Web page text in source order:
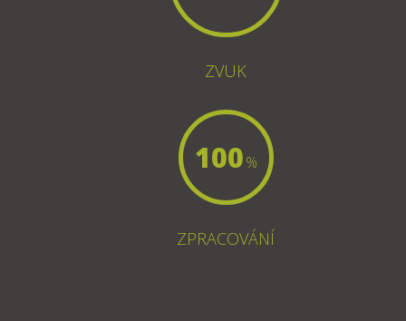
ZVUK
100%
ZPRACOVÁNÍ